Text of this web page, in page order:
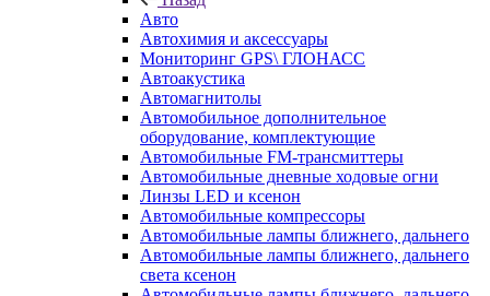
Авто
Автохимия и аксессуары
Мониторинг GPS\ ГЛОНАСС
Автоакустика
Автомагнитолы
Автомобильное дополнительное
оборудование, комплектующие
Автомобильные FM-трансмиттеры
Автомобильные дневные ходовые огни
Линзы LED и ксенон
Автомобильные компрессоры
Автомобильные лампы ближнего, дальнего
Автомобильные лампы ближнего, дальнего
света ксенон